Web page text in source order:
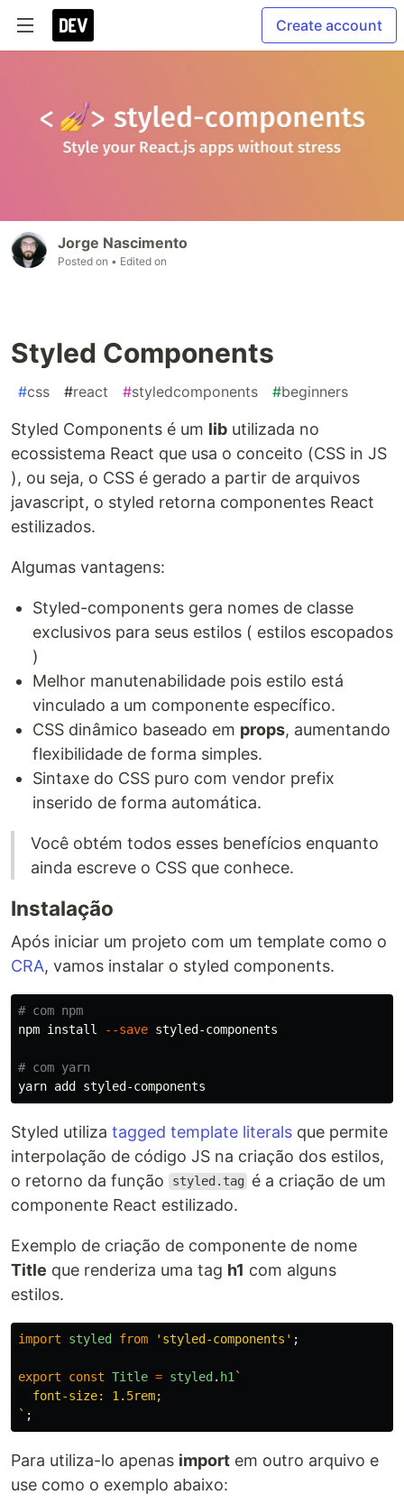
Create account
Jorge Nascimento
Posted on • Edited on
Styled Components
#css #react #styledcomponents #beginners
Styled Components é um lib utilizada no
ecossistema React que usa o conceito (CSS in JS
), ou seja, o CSS é gerado a partir de arquivos
javascript, o styled retorna componentes React
estilizados.
Algumas vantagens:
Styled-components gera nomes de classe
exclusivos para seus estilos ( estilos escopados
)
Melhor manutenabilidade pois estilo está
vinculado a um componente específico.
CSS dinâmico baseado em props, aumentando
flexibilidade de forma simples.
Sintaxe do CSS puro com vendor prefix
inserido de forma automática.
Você obtém todos esses benefícios enquanto
ainda escreve o CSS que conhece.
Instalação
Após iniciar um projeto com um template como o
CRA, vamos instalar o styled components.
# com npm
npm install --save styled-components
# com yarn
Styled utiliza tagged template literals que permite
interpolação de código JS na criação dos estilos,
o retorno da função
styled.tag
é a criação de um
componente React estilizado.
Exemplo de criação de componente de nome
Title que renderiza uma tag h1 com alguns
estilos.
import styled from ' styled-components ' ;
export const Title = styled. h1 `
  font-size: 1.5rem;
` ;
Para utiliza-lo apenas import em outro arquivo e
use como o exemplo abaixo: